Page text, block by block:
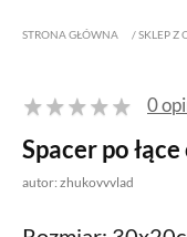
STRONA GŁÓWNA /SKLEP Z
0
Spacer po
autor: zhukovvvlad